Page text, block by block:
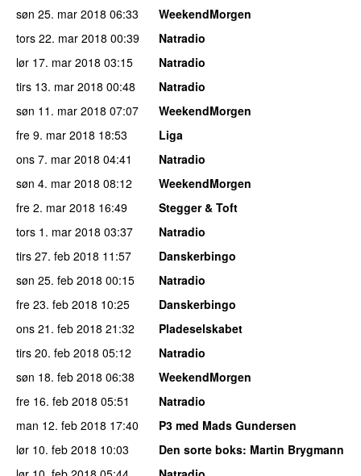
søn 25. mar 2018 06:33
WeekendMorgen
tors 22. mar 2018 00:39
Natradio
lør 17. mar 2018 03:15
Natradio
tirs 13. mar 2018 00:48
Natradio
søn 11. mar 2018 07:07
WeekendMorgen
fre 9. mar 2018 18:53
Liga
ons 7. mar 2018 04:41
Natradio
søn 4. mar 2018 08:12
WeekendMorgen
fre 2. mar 2018 16:49
Stegger & Toft
tors 1. mar 2018 03:37
Natradio
tirs 27. feb 2018 11:57
Danskerbingo
søn 25. feb 2018 00:15
Natradio
fre 23. feb 2018 10:25
Danskerbingo
ons 21. feb 2018 21:32
Pladeselskabet
tirs 20. feb 2018 05:12
Natradio
søn 18. feb 2018 06:38
WeekendMorgen
fre 16. feb 2018 05:51
Natradio
man 12. feb 2018 17:40
P3 med Mads Gundersen
lør 10. feb 2018 10:03 Den sorte boks: Martin Brygmann